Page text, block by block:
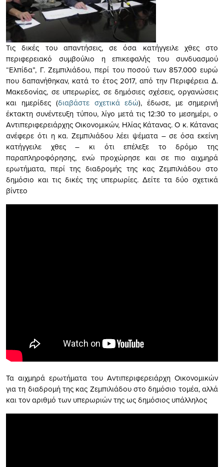
Τις δικές του απαντήσεις, σε όσα κατήγγειλε χθες στο
περιφερειακό συμβούλιο η επικεφαλής του συνδυασμού
“Ελπίδα”, Γ. Ζεμπιλιάδου, περί του ποσού των 857.000 ευρώ
που δαπανήθηκαν, κατά το έτος 2017, από την Περιφέρεια Δ.
Μακεδονίας, σε υπερωρίες, σε δημόσιες σχέσεις, οργανώσεις
και ημερίδες (διαβάστε σχετικά εδώ), έδωσε, με σημερινή
έκτακτη συνέντευξη τύπου, λίγο μετά τις 12:30 το μεσημέρι, ο
Αντιπεριφερειάρχης Οικονομικών, Ηλίας Κάτανας. Ο κ. Κάτανας
ανέφερε ότι η κα. Ζεμπιλιάδου λέει ψέματα – σε όσα εκείνη
κατήγγειλε χθες – κι ότι επέλεξε το δρόμο της
παραπληροφόρησης, ενώ προχώρησε και σε πιο αιχμηρά
ερωτήματα, περί της διαδρομής της κας Ζεμπιλιάδου στο
δημόσιο και τις δικές της υπερωρίες. Δείτε τα δύο σχετικά
βίντεο
Τα αιχμηρά ερωτήματα του Αντιπεριφερειάρχη Οικονομικών
για τη διαδρομή της κας Ζεμπιλιάδου στο δημόσιο τομέα, αλλά
και τον αριθμό των υπερωριών της ως δημόσιος υπάλληλος